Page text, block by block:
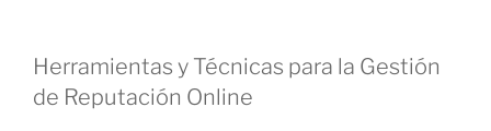
Herramientas y Técnicas para la Gestión
de Reputación Online